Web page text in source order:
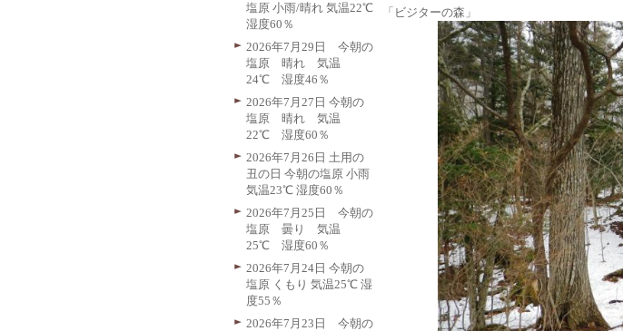
「ビジターの森」
塩原 小雨/晴れ 気温22℃
湿度60％
2026年7月29日 今朝の
塩原 晴れ 気温
24℃ 湿度46％
2026年7月27日 今朝の
塩原 晴れ 気温
22℃ 湿度60％
2026年7月26日 土用の
丑の日 今朝の塩原 小雨
気温23℃ 湿度60％
2026年7月25日 今朝の
塩原 曇り 気温
25℃ 湿度60％
2026年7月24日 今朝の
塩原 くもり 気温25℃ 湿
度55％
2026年7月23日 今朝の